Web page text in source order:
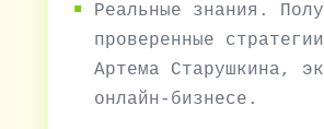
Реальные знания.
проверенные
Артема Старушкина,
онлайн-бизнесе.